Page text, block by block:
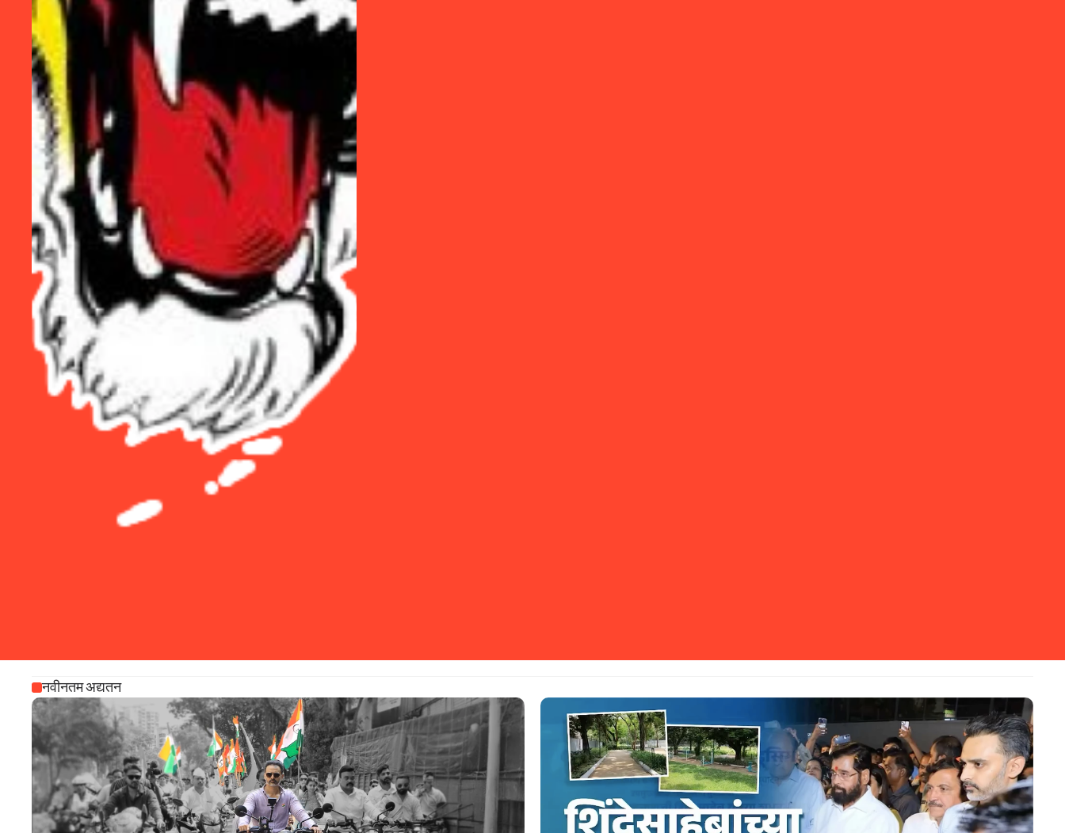
नवीनतम अद्यतन